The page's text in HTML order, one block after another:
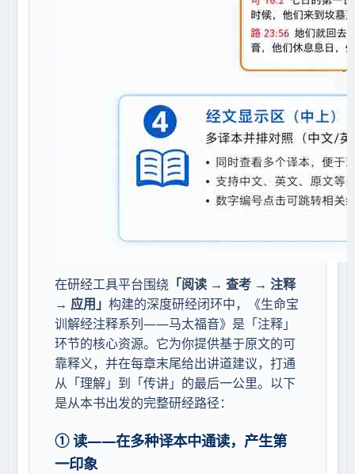
在研经工具平台围绕 「阅读 → 查考 → 注释
→ 应用」 构建的深度研经闭环中，《生命宝
训解经注释系列——马太福音》是「注释」
环节的核心资源。它为你提供基于原文的可
靠释义，并在每章末尾给出讲道建议，打通
从「理解」到「传讲」的最后一公里。以下
是从本书出发的完整研经路径：
① 读——在多种译本中通读，产生第
一印象